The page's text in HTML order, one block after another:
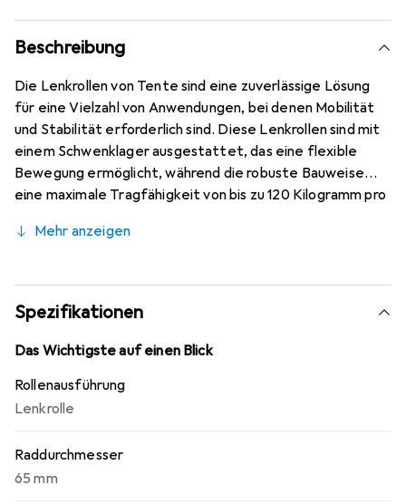
Beschreibung
Die Lenkrollen von Tente sind eine zuverlässige Lösung
für eine Vielzahl von Anwendungen, bei denen Mobilität
und Stabilität erforderlich sind. Diese Lenkrollen sind mit
einem Schwenklager ausgestattet, das eine flexible
Bewegung ermöglicht, während die robuste Bauweise
eine maximale Tragfähigkeit von bis zu 120 Kilogramm pro
den Radkörper und die Lauffläche sorgt für eine hohe
sind zudem mit einem Gleitlager ausgestattet, das eine
reibungslose und geräuscharme Nutzung ermöglicht. Die
chromatierten Stahlgehäuse bieten zusätzlichen Schutz
und eine ansprechende Optik, wodurch diese Lenkrollen
Mehr anzeigen
Spezifikationen
Das Wichtigste auf einen Blick
Rollenausführung
Lenkrolle
Raddurchmesser
65 mm